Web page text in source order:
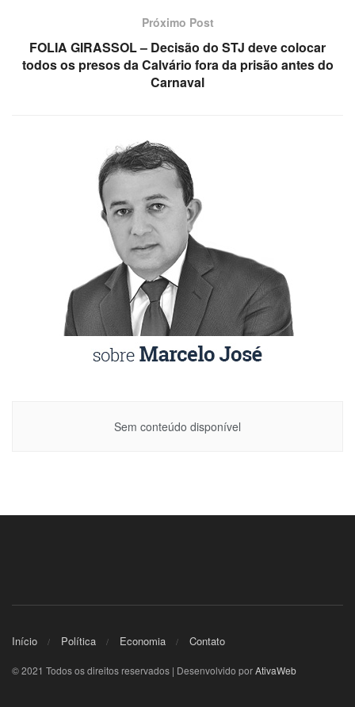
Próximo Post
FOLIA GIRASSOL – Decisão do STJ deve colocar
todos os presos da Calvário fora da prisão antes do
Carnaval
Sem conteúdo disponível
Início Política Economia Contato
© 2021 Todos os direitos reservados | Desenvolvido porAtivaWeb